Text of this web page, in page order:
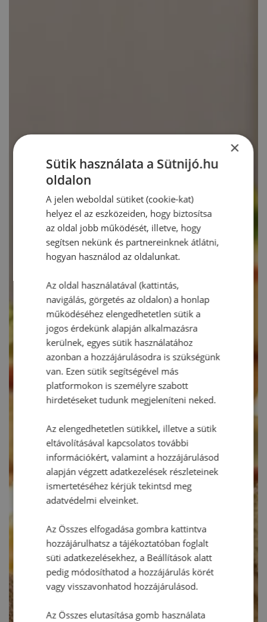
×
Sütik használata a Sütnijó.hu
oldalon
A jelen weboldal sütiket (cookie-kat)
helyez el az eszközeiden, hogy biztosítsa
az oldal jobb működését, illetve, hogy
segítsen nekünk és partnereinknek átlátni,
hogyan használod az oldalunkat.
Az oldal használatával (kattintás,
navigálás, görgetés az oldalon) a honlap
működéséhez elengedhetetlen sütik a
jogos érdekünk alapján alkalmazásra
kerülnek, egyes sütik használatához
azonban a hozzájárulásodra is szükségünk
van. Ezen sütik segítségével más
platformokon is személyre szabott
hirdetéseket tudunk megjeleníteni neked.
Az elengedhetetlen sütikkel, illetve a sütik
eltávolításával kapcsolatos további
információkért, valamint a hozzájárulásod
alapján végzett adatkezelések részleteinek
ismertetéséhez kérjük tekintsd meg
adatvédelmi elveinket.
Az Összes elfogadása gombra kattintva
hozzájárulhatsz a tájékoztatóban foglalt
süti adatkezelésekhez, a Beállítások alatt
pedig módosíthatod a hozzájárulás körét
vagy visszavonhatod hozzájárulásod.
Az Összes elutasítása gomb használata